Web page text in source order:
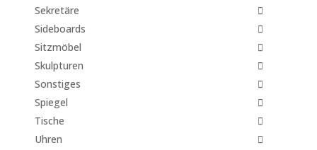
Sekretäre
Sideboards
Sitzmöbel
Skulpturen
Sonstiges
Spiegel
Tische
Uhren